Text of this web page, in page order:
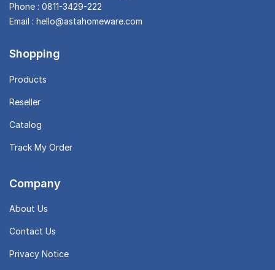
Phone : 0811-3429-222
Email : hello@astahomeware.com
Shopping
Products
Reseller
Catalog
Track My Order
Company
About Us
Contact Us
Privacy Notice